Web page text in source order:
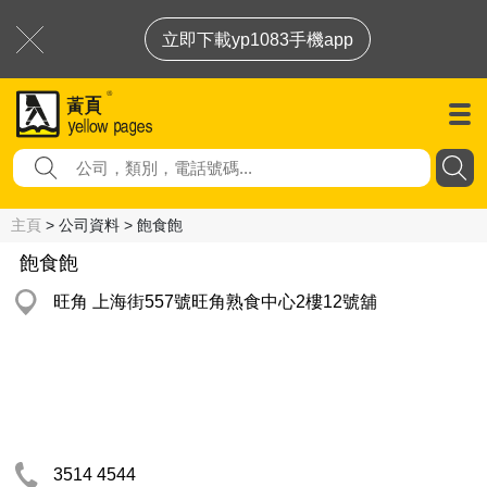
立即下載yp1083手機app
主頁 > 公司資料 > 飽食飽
飽食飽
旺角 上海街557號旺角熟食中心2樓12號舖
3514 4544